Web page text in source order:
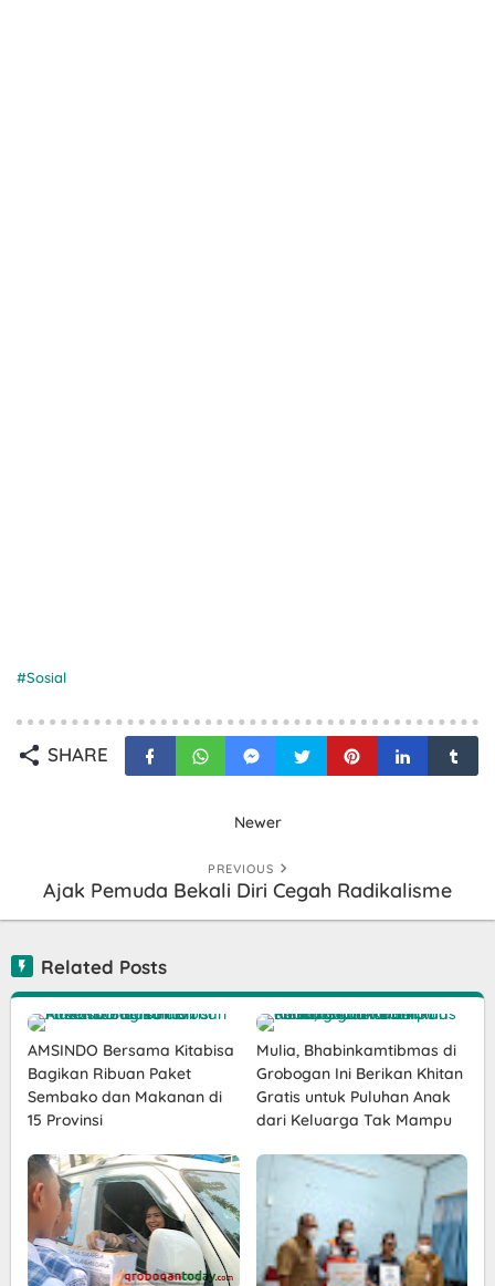
Sosial
SHARE
Newer
PREVIOUS
Ajak Pemuda Bekali Diri Cegah Radikalisme
Related Posts
AMSINDO Bersama Kitabisa
Bagikan Ribuan Paket
Sembako dan Makanan di
15 Provinsi
Mulia, Bhabinkamtibmas di
Grobogan Ini Berikan Khitan
Gratis untuk Puluhan Anak
dari Keluarga Tak Mampu